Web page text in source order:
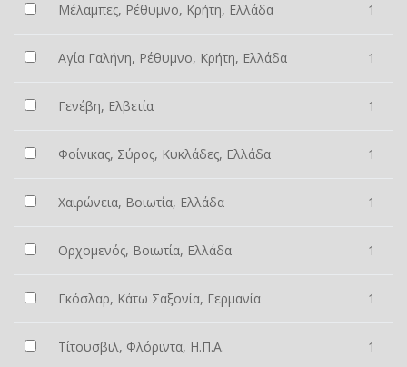
Μέλαμπες, Ρέθυμνο, Κρήτη, Ελλάδα 1
Αγία Γαλήνη, Ρέθυμνο, Κρήτη, Ελλάδα 1
Γενέβη, Ελβετία 1
Φοίνικας, Σύρος, Κυκλάδες, Ελλάδα 1
Χαιρώνεια, Βοιωτία, Ελλάδα 1
Ορχομενός, Βοιωτία, Ελλάδα 1
Γκόσλαρ, Κάτω Σαξονία, Γερμανία 1
Τίτουσβιλ, Φλόριντα, Η.Π.Α. 1